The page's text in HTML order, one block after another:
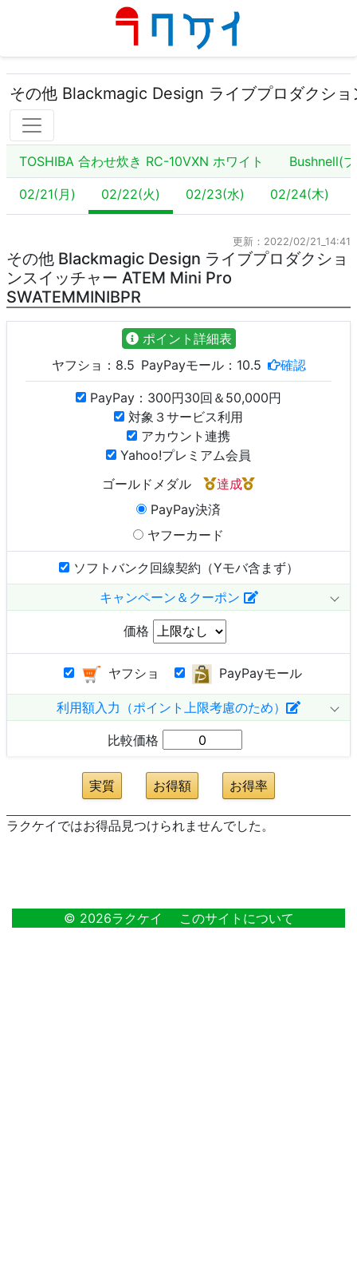
その他 Blackmagic Design ライブプロダクシ
TOSHIBA 合わせ炊き RC-10VXN ホワイト Bushnell(
02/21(月) 02/22(火) 02/23(水) 02/24(木)
更新：2022/02/21_14:41
その他 Blackmagic Design ライブプロダクショ
ンスイッチャー ATEM Mini Pro
SWATEMMINIBPR
ポイント詳細表
ヤフショ： 8.5 PayPayモール： 10.5 確認
PayPay：300円30回＆50,000円
対象３サービス利用
アカウント連携
Yahoo!プレミアム会員
ゴールドメダル
達成
PayPay決済
ヤフーカード
ソフトバンク回線契約（Yモバ含まず）
キャンペーン＆クーポン
価格
ヤフショ PayPayモール
利用額入力（ポイント上限考慮のため）
比較価格
ラクケイではお得品見つけられませんでした。
© 2026ラクケイ このサイトについて